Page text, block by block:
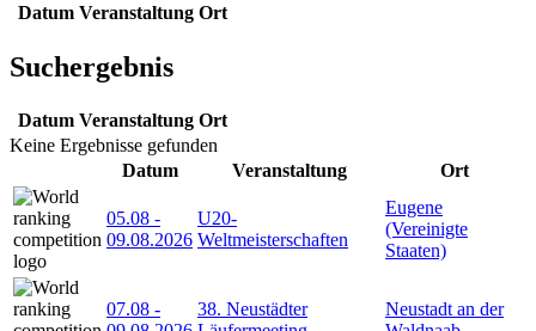
Datum Veranstaltung Ort
Suchergebnis
Datum Veranstaltung Ort
Keine Ergebnisse gefunden
Datum
Veranstaltung Ort
05.08 -
09.08.2026
U20-
Weltmeisterschaften
Eugene
(Vereinigte
Staaten)
07.08 -
38. Neustädter
Neustadt an der